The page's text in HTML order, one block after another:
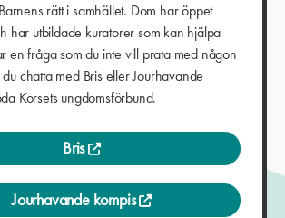
rätt i samhället. Dom har öppet
har utbildade kuratorer som kan hjälpa
en fråga som du inte vill prata med någon
chatta med Bris eller Jourhavande
Korsets ungdomsförbund.
Bris
Jourhavande kompis